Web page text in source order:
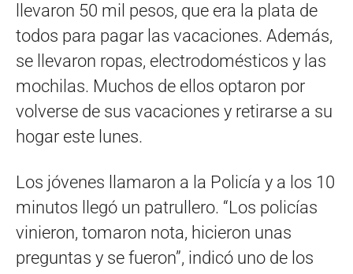
llevaron 50 mil pesos, que era la plata de
todos para pagar las vacaciones. Además,
se llevaron ropas, electrodomésticos y las
mochilas. Muchos de ellos optaron por
volverse de sus vacaciones y retirarse a su
hogar este lunes.
Los jóvenes llamaron a la Policía y a los 10
minutos llegó un patrullero. “Los policías
vinieron, tomaron nota, hicieron unas
preguntas y se fueron”, indicó uno de los